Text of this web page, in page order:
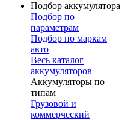
Подбор аккумулятора
Подбор по
параметрам
Подбор по маркам
авто
Весь каталог
аккумуляторов
Аккумуляторы по
типам
Грузовой и
коммерческий